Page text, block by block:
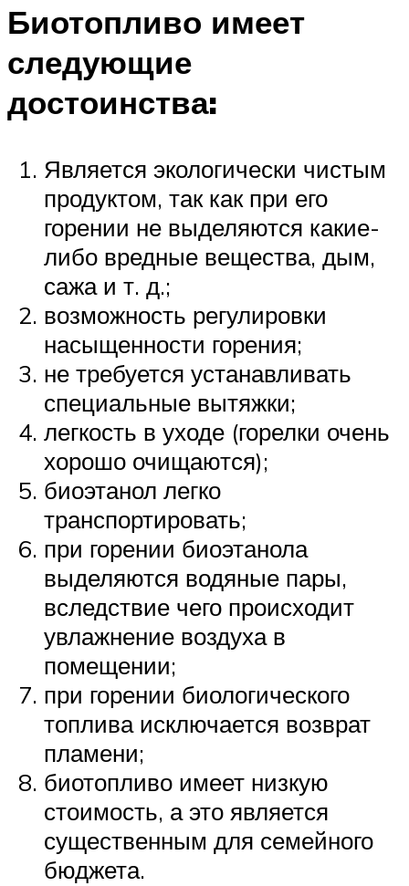
Биотопливо имеет
следующие
достоинства:
Является экологически чистым
продуктом, так как при его
горении не выделяются какие-
либо вредные вещества, дым,
сажа и т. д.;
возможность регулировки
насыщенности горения;
не требуется устанавливать
специальные вытяжки;
легкость в уходе (горелки очень
хорошо очищаются);
биоэтанол легко
транспортировать;
при горении биоэтанола
выделяются водяные пары,
вследствие чего происходит
увлажнение воздуха в
помещении;
при горении биологического
топлива исключается возврат
пламени;
биотопливо имеет низкую
стоимость, а это является
существенным для семейного
бюджета.